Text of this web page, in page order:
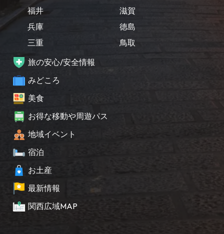
福井
兵庫
三重
滋賀
徳島
鳥取
旅の安心/安全情報
みどころ
美食
お得な移動や周遊パス
地域イベント
宿泊
お土産
最新情報
関西広域MAP